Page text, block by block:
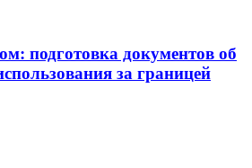
подготовка документов об
за границей